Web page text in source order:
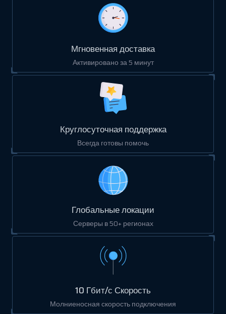
Мгновенная доставка
Активировано за 5 минут
Круглосуточная поддержка
Всегда готовы помочь
Глобальные локации
Серверы в 50+ регионах
10 Гбит/с Скорость
Молниеносная скорость подключения